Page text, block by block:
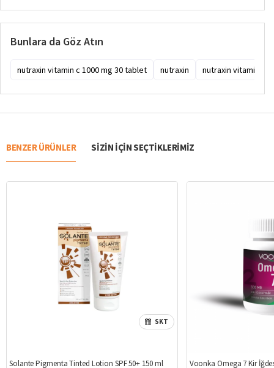
Bunlara da Göz Atın
nutraxin vitamin c 1000 mg 30 tablet nutraxin nutraxin vitamin c
BENZER ÜRÜNLER SIZIN IÇIN SEÇTIKLERIMIZ
SKT
Solante Pigmenta Tinted Lotion SPF 50+ 150 ml Voonka Omega 7 Kir